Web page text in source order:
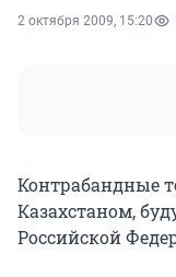
2 октября 2009, 15:20
Контрабандные
Казахстаном,
Российской